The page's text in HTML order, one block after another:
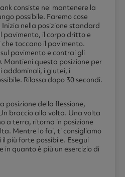
consiste nel mantenere la
possibile. Faremo cose
nella posizione standard
pavimento, il corpo dritto e
toccano il pavimento.
pavimento e contrai gli
Mantieni questa posizione per
addominali, i glutei, i
Rilassa dopo 30 secondi.
posizione della flessione,
braccio alla volta. Una volta
a terra, ritorna in posizione
Mentre lo fai, ti consigliamo
più forte possibile. Esegui
in quanto è più un esercizio di